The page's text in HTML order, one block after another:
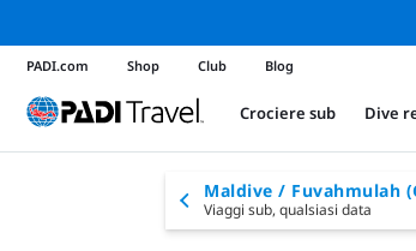
PADI.com Shop Club Blog
Crociere sub Dive
Maldive / Fuvahmulah
Viaggi sub, qualsiasi data